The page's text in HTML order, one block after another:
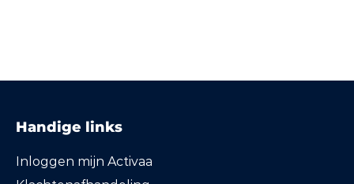
Handige links
Inloggen mijn Activaa